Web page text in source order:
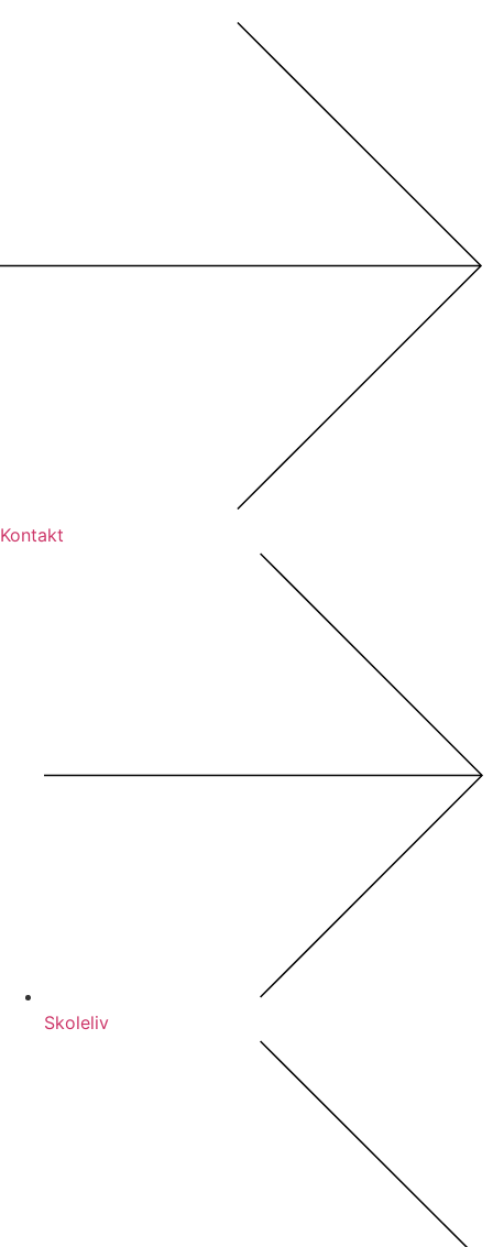
Kontakt
Skoleliv